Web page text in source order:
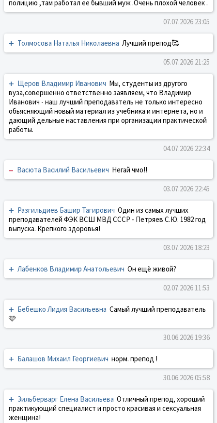
полицию ,там работал ее бывший муж .Очень плохой человек .
07.07.2026 23:05
+ Толмосова Наталья Николаевна Лучший препод🥰
05.07.2026 21:25
+ Щеров Владимир Иванович Мы, студенты из другого
вуза,совершенно ответственно заявляем, что Владимир
Иванович - наш лучший преподаватель не только интересно
обьясняющий новый материал из учебника и интернета, но и
дающий дельные наставления при организации практической
работы.
04.07.2026 22:34
– Васюта Василий Васильевич Негай чмо!!
03.07.2026 22:45
+ Разгильдиев Башир Тагирович Один из самых лучших
преподавателей ФЭК ВСШ МВД СССР - Петряев С.Ю. 1982 год
выпуска. Крепкого здоровья!
03.07.2026 18:23
+ Лабенков Владимир Анатольевич Он ещё живой?
02.07.2026 11:53
+ Бебешко Лидия Васильевна Самый лучший преподаватель
🩷
30.06.2026 19:36
+ Балашов Михаил Георгиевич норм. препод !
30.06.2026 05:58
+ Зильберварг Елена Васильева Отличный препод, хороший
практикующий специалист и просто красивая и сексуальная
женщина!